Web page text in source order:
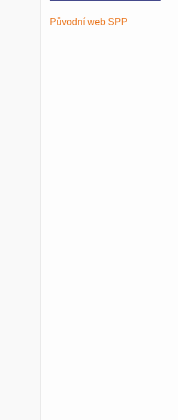
Původní web SPP